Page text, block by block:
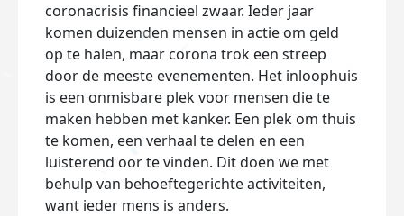
coronacrisis financieel zwaar. Ieder jaar
komen duizenden mensen in actie om geld
op te halen, maar corona trok een streep
door de meeste evenementen. Het inloophuis
is een onmisbare plek voor mensen die te
maken hebben met kanker. Een plek om thuis
te komen, een verhaal te delen en een
luisterend oor te vinden. Dit doen we met
behulp van behoeftegerichte activiteiten,
want ieder mens is anders.